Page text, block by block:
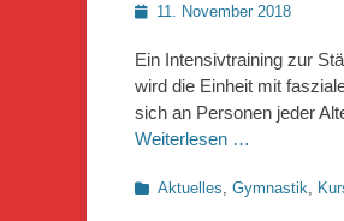
Posted11. November 2018
Ein Intensivtraining zur
wird die Einheit mit
sich an Personen jeder
Weiterlesen …
Kategorien
Aktuelles, Gymnastik,